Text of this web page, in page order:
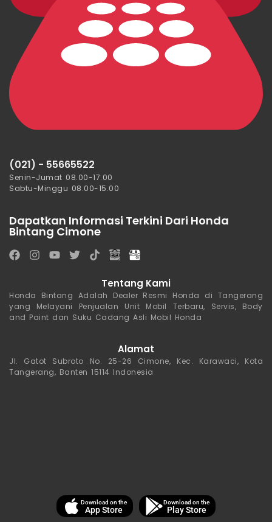
(021) - 55665522
Senin-Jumat 08.00-17.00
Sabtu-Minggu 08.00-15.00
Dapatkan Informasi Terkini Dari Honda
Bintang Cimone
Tentang Kami
Honda Bintang Adalah Dealer Resmi Honda di Tangerang
yang Melayani Penjualan Unit Mobil Terbaru, Servis, Body
and Paint dan Suku Cadang Asli Mobil Honda
Alamat
Jl. Gatot Subroto No. 25-26 Cimone, Kec. Karawaci, Kota
Tangerang, Banten 15114 Indonesia
Download on the
App Store
Download on the
Play Store